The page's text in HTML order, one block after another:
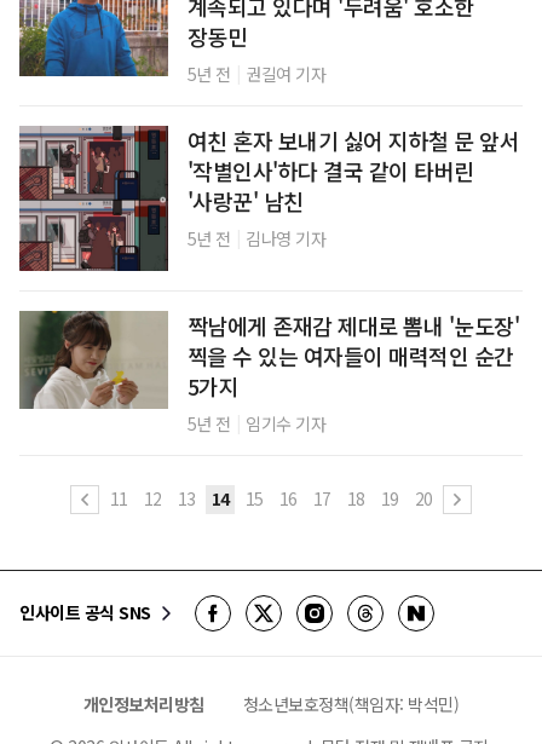
장동민
5년 전 권길여 기자
여친 혼자 보내기 싫어 지하철 문 앞서
'작별인사'하다 결국 같이 타버린
'사랑꾼' 남친
5년 전 김나영 기자
짝남에게 존재감 제대로 뽐내 '눈도장'
찍을 수 있는 여자들이 매력적인 순간
5가지
5년 전 임기수 기자
11 12 13 14 15 16 17 18 19 20
인사이트 공식 SNS
개인정보처리방침
청소년보호정책(책임자: 박석민)